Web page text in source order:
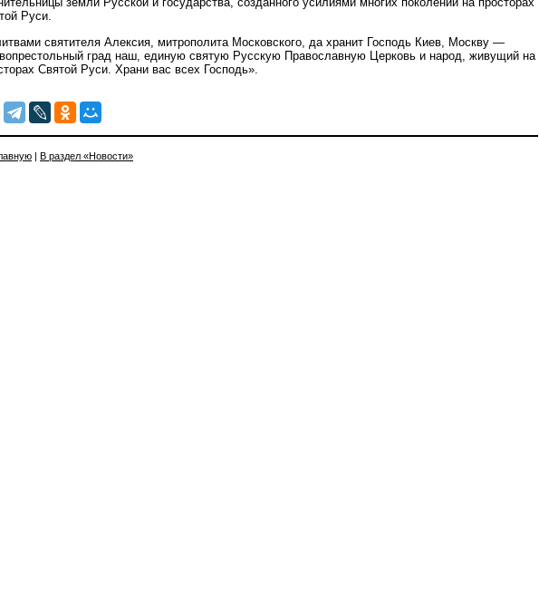
Руси.
святителя Алексия, митрополита Московского, да хранит Господь Киев, Москву —
град наш, единую святую Русскую Православную Церковь и народ, живущий на
Святой Руси. Храни вас всех Господь».
В раздел «Новости»